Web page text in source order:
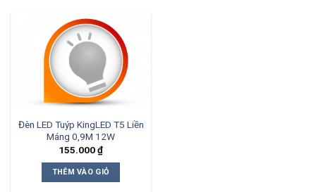
Đèn LED Tuýp KingLED T5 Liền
Máng 0,9M 12W
155.000₫
THÊM VÀO GIỎ